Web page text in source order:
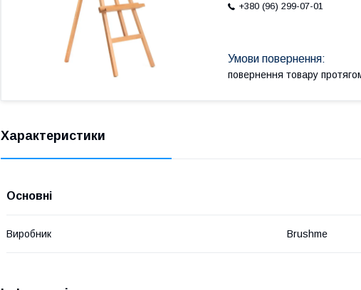
+380 (96) 299-07-01
повернення товару
Характеристики
Основні
Виробник Brushme